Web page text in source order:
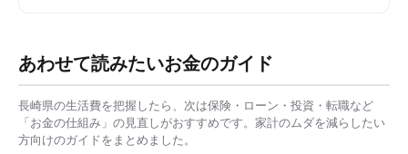
あわせて読みたいお金のガイド
長崎県の生活費を把握したら、次は保険・ローン・投資・転職など
「お金の仕組み」の見直しがおすすめです。家計のムダを減らしたい
方向けのガイドをまとめました。